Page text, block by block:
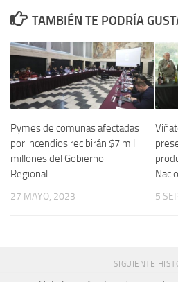
TAMBIÉN TE PODRÍA
Pymes de comunas afectadas
por incendios recibirán $7 mil
millones del Gobierno
Regional
27 MAYO, 2023 5
SIGUIENTE